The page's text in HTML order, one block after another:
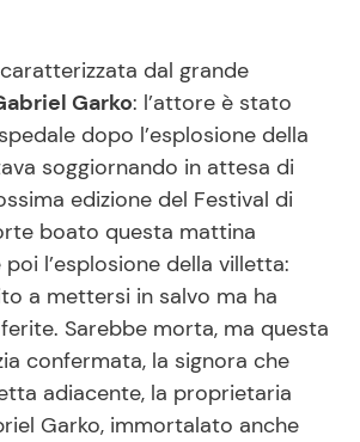
Ricette Feste
Ricette per Bambini
dal grande
Garko: l’attore è stato
dopo l’esplosione della
soggiornando in attesa di
edizione del Festival di
boato questa mattina
l’esplosione della villetta:
a mettersi in salvo ma ha
Sarebbe morta, ma questa
confermata, la signora che
adiacente, la proprietaria
Garko, immortalato anche